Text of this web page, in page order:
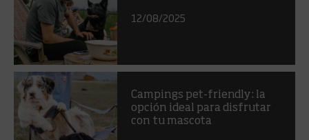
12/08/2025
Campings pet-friendly: la
opción ideal para disfrutar
con tu mascota